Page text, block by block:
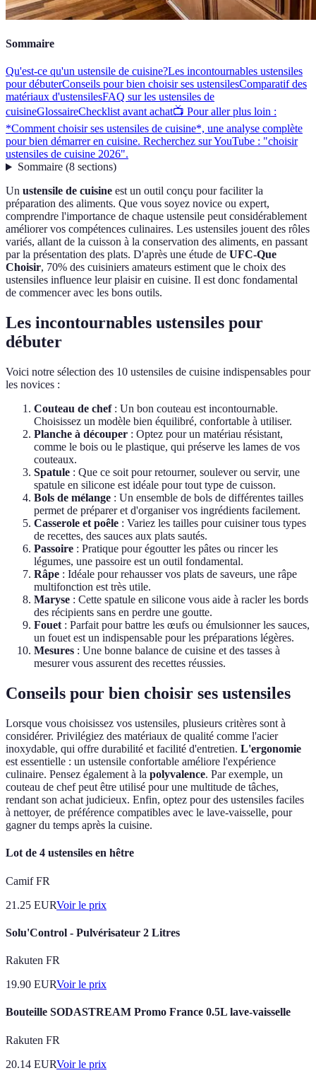
Sommaire
Qu'est-ce qu'un ustensile de cuisine?Les incontournables ustensiles
pour débuterConseils pour bien choisir ses ustensilesComparatif des
matériaux d'ustensilesFAQ sur les ustensiles de
cuisineGlossaireChecklist avant achat📺 Pour aller plus loin :
*Comment choisir ses ustensiles de cuisine*, une analyse complète
pour bien démarrer en cuisine. Recherchez sur YouTube : "choisir
ustensiles de cuisine 2026".
Sommaire(8 sections)
Un ustensile de cuisine est un outil conçu pour faciliter la
préparation des aliments. Que vous soyez novice ou expert,
comprendre l'importance de chaque ustensile peut considérablement
améliorer vos compétences culinaires. Les ustensiles jouent des rôles
variés, allant de la cuisson à la conservation des aliments, en passant
par la présentation des plats. D'après une étude de UFC-Que
Choisir, 70% des cuisiniers amateurs estiment que le choix des
ustensiles influence leur plaisir en cuisine. Il est donc fondamental
de commencer avec les bons outils.
Les incontournables ustensiles pour
débuter
Voici notre sélection des 10 ustensiles de cuisine indispensables pour
les novices :
Couteau de chef: Un bon couteau est incontournable.
Choisissez un modèle bien équilibré, confortable à utiliser.
Planche à découper : Optez pour un matériau résistant,
comme le bois ou le plastique, qui préserve les lames de vos
couteaux.
Spatule : Que ce soit pour retourner, soulever ou servir, une
spatule en silicone est idéale pour tout type de cuisson.
Bols de mélange : Un ensemble de bols de différentes tailles
permet de préparer et d'organiser vos ingrédients facilement.
Casserole et poêle : Variez les tailles pour cuisiner tous types
de recettes, des sauces aux plats sautés.
Passoire : Pratique pour égoutter les pâtes ou rincer les
légumes, une passoire est un outil fondamental.
Râpe : Idéale pour rehausser vos plats de saveurs, une râpe
multifonction est très utile.
Maryse : Cette spatule en silicone vous aide à racler les bords
des récipients sans en perdre une goutte.
Fouet : Parfait pour battre les œufs ou émulsionner les sauces,
un fouet est un indispensable pour les préparations légères.
Mesures : Une bonne balance de cuisine et des tasses à
mesurer vous assurent des recettes réussies.
Conseils pour bien choisir ses ustensiles
Lorsque vous choisissez vos ustensiles, plusieurs critères sont à
considérer. Privilégiez des matériaux de qualité comme l'acier
inoxydable, qui offre durabilité et facilité d'entretien. L'ergonomie
est essentielle : un ustensile confortable améliore l'expérience
culinaire. Pensez également à la polyvalence. Par exemple, un
couteau de chef peut être utilisé pour une multitude de tâches,
rendant son achat judicieux. Enfin, optez pour des ustensiles faciles
à nettoyer, de préférence compatibles avec le lave-vaisselle, pour
gagner du temps après la cuisine.
Lot de 4 ustensiles en hêtre
Camif FR
21.25 EURVoir le prix
Solu'Control - Pulvérisateur 2 Litres
Rakuten FR
19.90 EURVoir le prix
Bouteille SODASTREAM Promo France 0.5L lave-vaisselle
Rakuten FR
20.14 EURVoir le prix